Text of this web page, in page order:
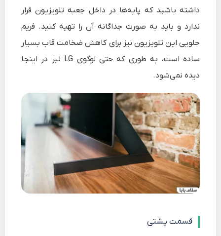
داشته باشید که پایه‌ها در داخل جعبه تلویزیون قرار
ندارد و باید به صورت جداگانه آن را تهیه کنید. فریم
جلویی این تلویزیون نیز برای کاهش ضخامت قاب بسیار
ساده است، به طوری که حتی لوگوی LG نیز در اینجا
دیده نمی‌شود.
قسمت پشتی